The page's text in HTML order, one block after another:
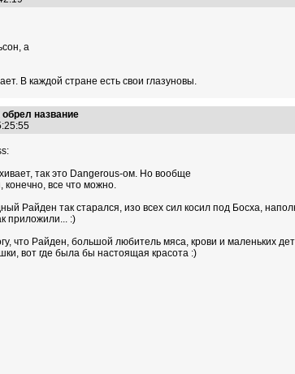
а
В каждой стране есть свои глазуновы.
название
так это Dangerous-ом. Но вообще
конечно, все что можно.
Райден так старался, изо всех сил косил под Босха,
приложили... :)
что Райден, большой любитель мяса, крови и маленьких
вот где была бы настоящая красота :)